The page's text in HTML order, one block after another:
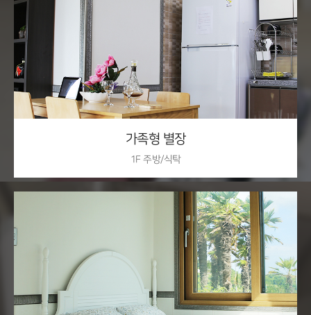
자세히 보기
자세히 보기
가족형 별장
1F 주방/식탁
1F, 2F 더블침대방